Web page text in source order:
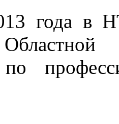
года
по